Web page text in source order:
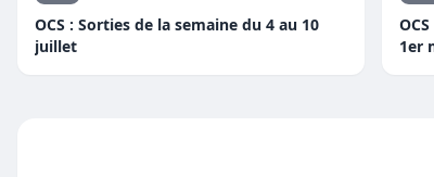
OCS : Sorties de la semaine du 4 au 10
juillet
1er